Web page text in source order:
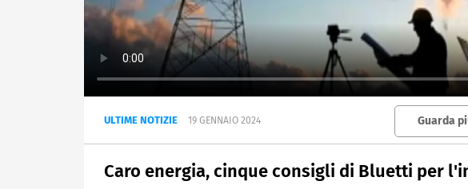
ULTIME NOTIZIE 19 GENNAIO 2024 Guarda
Caro energia, cinque consigli di Bluetti per